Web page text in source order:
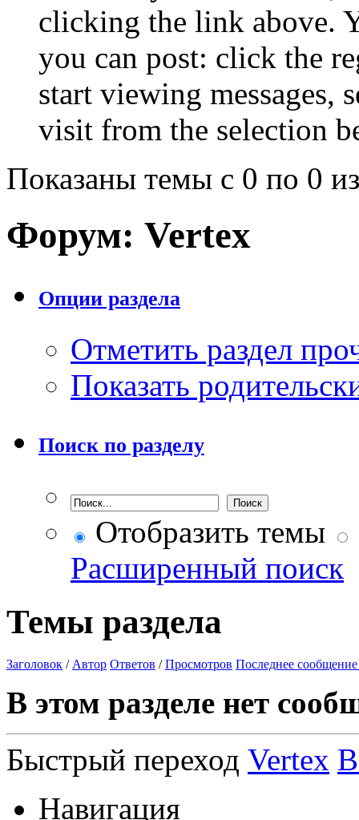
clicking the link above.
you can post: click the
start viewing messages,
visit from the selection
Показаны темы с 0 по 0
Форум: Vertex
Опции раздела
Отметить раздел
Показать
Поиск по разделу
Отобразить темы
Расширенный поиск
Темы раздела
Заголовок / Автор Ответов /Просмотров Последнее сообщение
В этом разделе нет
Быстрый переход Vertex
Навигация